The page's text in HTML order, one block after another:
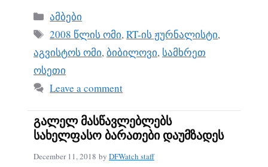
bo
ok
ail
Categories
ამბები
Tags
2008 წლის ომი,RT-ის ჟურნალისტი,
აგვისტოს ომი,ბიბილოვი, სამხრეთ
ოსეთი
Leave a comment
გალელ მასწავლებლებს
სახელფასო ბარათები დაუმზადეს
December 11, 2018 by DFWatch staff